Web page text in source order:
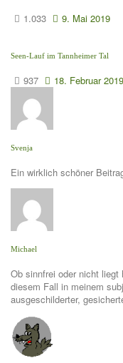
1.033 9. Mai 2019
Seen-Lauf im Tannheimer Tal
937 18. Februar 2019
Svenja
Ein wirklich schöner
Michael
Ob sinnfrei oder nicht
diesem Fall in meinem
ausgeschilderter,